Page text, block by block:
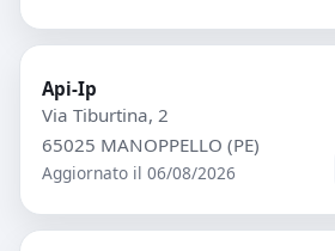
Api-Ip
Via Tiburtina, 2
65025 MANOPPELLO (PE)
Aggiornato il 06/08/2026